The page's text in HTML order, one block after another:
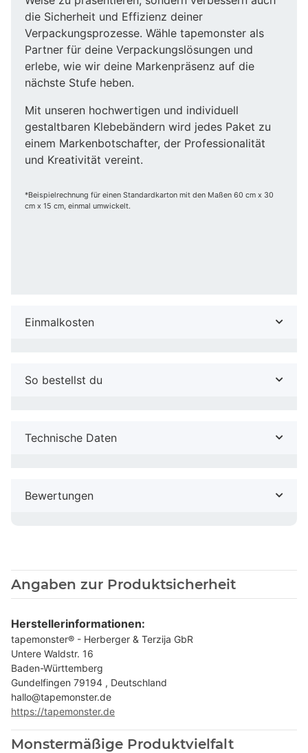
die Sicherheit und Effizienz deiner
Verpackungsprozesse. Wähle tapemonster als
Partner für deine Verpackungslösungen und
erlebe, wie wir deine Markenpräsenz auf die
nächste Stufe heben.
Mit unseren hochwertigen und individuell
gestaltbaren Klebebändern wird jedes Paket zu
einem Markenbotschafter, der Professionalität
und Kreativität vereint.
*Beispielrechnung für einen Standardkarton mit den Maßen 60 cm x 30
cm x 15 cm, einmal umwickelt.
Einmalkosten
So bestellst du
Technische Daten
Bewertungen
Angaben zur Produktsicherheit
Herstellerinformationen:
tapemonster® - Herberger & Terzija GbR
Untere Waldstr. 16
Baden-Württemberg
Gundelfingen 79194 , Deutschland
hallo@tapemonster.de
https://tapemonster.de
Monstermäßige Produktvielfalt